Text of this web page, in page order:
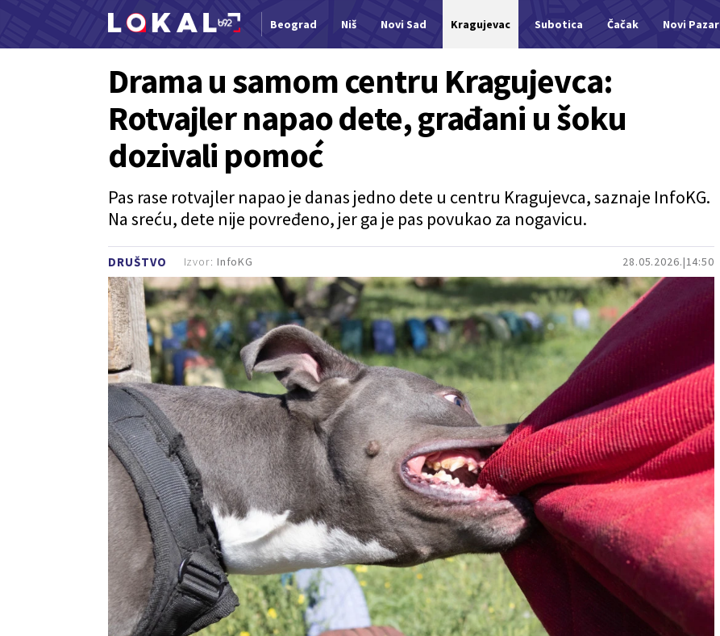
Beograd Niš Novi Sad Kragujevac Subotica Čačak Novi Pazar
DRUŠTVO 28.05.2026. 14:50
Drama u samom centru Kragujevca:
Rotvajler napao dete, građani u šoku
dozivali pomoć
Pas rase rotvajler napao je danas jedno dete u centru Kragujevca, saznaje InfoKG.
Na sreću, dete nije povređeno, jer ga je pas povukao za nogavicu.
Izvor: InfoKG